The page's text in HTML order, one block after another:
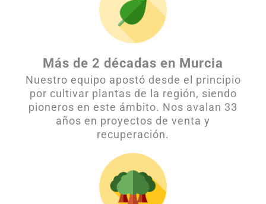
Más de 2 décadas en Murcia
Nuestro equipo apostó desde el principio
por cultivar plantas de la región, siendo
pioneros en este ámbito. Nos avalan 33
años en proyectos de venta y
recuperación.